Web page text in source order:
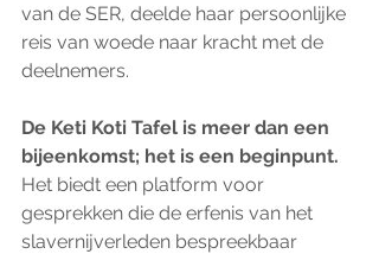
van de SER, deelde haar persoonlijke
reis van woede naar kracht met de
deelnemers.
De Keti Koti Tafel is meer dan een
bijeenkomst; het is een beginpunt.
Het biedt een platform voor
gesprekken die de erfenis van het
slavernijverleden bespreekbaar